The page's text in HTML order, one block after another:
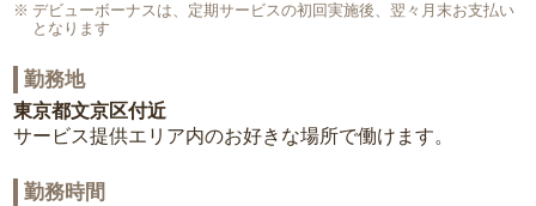
デビューボーナスは、定期サービスの初回実施後、翌々月末お支払い
となります
勤務地
東京都文京区付近
サービス提供エリア内のお好きな場所で働けます。
勤務時間